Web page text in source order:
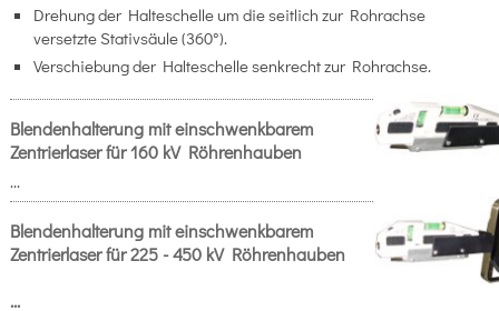
Drehung der Halteschelle um die seitlich zur Rohrachse
versetzte Stativsäule (360°).
Verschiebung der Halteschelle senkrecht zur Rohrachse.
Blendenhalterung mit einschwenkbarem
Zentrierlaser für 160 kV Röhrenhauben
...
Blendenhalterung mit einschwenkbarem
Zentrierlaser für 225 - 450 kV Röhrenhauben
...